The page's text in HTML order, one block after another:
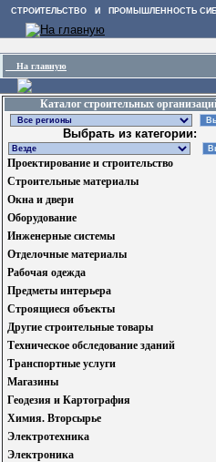
СТРОИТЕЛЬСТВО И ПРОМЫШЛЕННОСТЬ
На главную
Каталог строительных
Выбрать из категории:
Проектирование и строительство
Строительные материалы
Окна и двери
Оборудование
Инженерные системы
Отделочные материалы
Рабочая одежда
Предметы интерьера
Строящиеся объекты
Другие строительные товары
Техническое обследование зданий
Транспортные услуги
Магазины
Геодезия и Картография
Химия. Вторсырье
Электротехника
Электроника